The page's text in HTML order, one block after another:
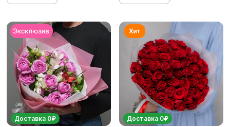
Доставка 0₽ Доставка 0₽